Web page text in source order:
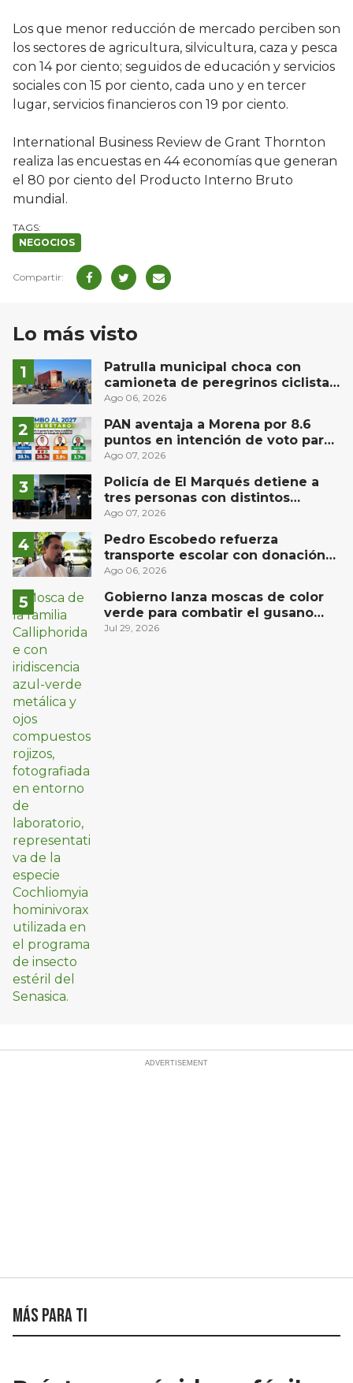
Los que menor reducción de mercado perciben son
los sectores de agricultura, silvicultura, caza y pesca
con 14 por ciento; seguidos de educación y servicios
sociales con 15 por ciento, cada uno y en tercer
lugar, servicios financieros con 19 por ciento.
International Business Review de Grant Thornton
realiza las encuestas en 44 economías que generan
el 80 por ciento del Producto Interno Bruto
mundial.
NEGOCIOS
Lo más visto
Patrulla municipal choca con
camioneta de peregrinos ciclistas
en la autopista México-Querétaro
Ago 06, 2026
PAN aventaja a Morena por 8.6
puntos en intención de voto para
gubernatura de Querétaro, según
Ago 07, 2026
Policía de El Marqués detiene a
tres personas con distintos
narcóticos
Ago 07, 2026
Pedro Escobedo refuerza
transporte escolar con donación
de camión de Flecha Amarilla para
Ago 06, 2026
Gobierno lanza moscas de color
verde para combatir el gusano
barrenador: no las mates
Jul 29, 2026
Más para ti